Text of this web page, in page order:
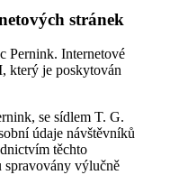
stránek
Pernink. Internetové
který je poskytován
se sídlem T. G.
údaje návštěvníků
těchto
spravovány výlučně